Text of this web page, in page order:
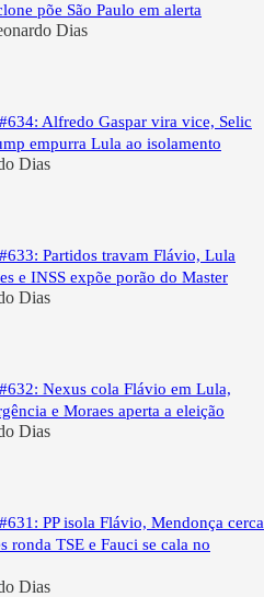
põe São Paulo em alerta
Dias
Alfredo Gaspar vira vice, Selic
empurra Lula ao isolamento
Dias
Partidos travam Flávio, Lula
e INSS expõe porão do Master
Dias
Nexus cola Flávio em Lula,
e Moraes aperta a eleição
Dias
PP isola Flávio, Mendonça cerca
ronda TSE e Fauci se cala no
Dias